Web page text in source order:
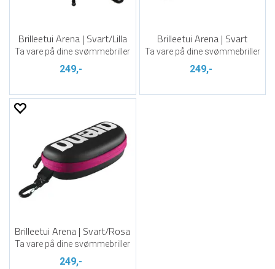
Brilleetui Arena | Svart/Lilla
Ta vare på dine svømmebriller
249,-
Brilleetui Arena | Svart
Ta vare på dine svømmebriller
249,-
Brilleetui Arena | Svart/Rosa
Ta vare på dine svømmebriller
249,-